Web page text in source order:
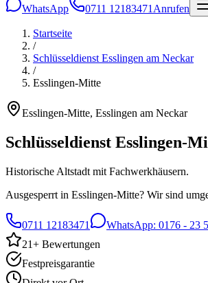
WhatsApp
0711 12183471 Anrufen
Startseite
/
Schlüsseldienst Esslingen am Neckar
/
Esslingen-Mitte
Esslingen-Mitte, Esslingen am Neckar
Schlüsseldienst Esslingen-
Historische Altstadt mit Fachwerkhäusern.
Ausgesperrt in Esslingen-Mitte? Wir sind
0711 12183471 WhatsApp: 0176 - 23
21+ Bewertungen
Festpreisgarantie